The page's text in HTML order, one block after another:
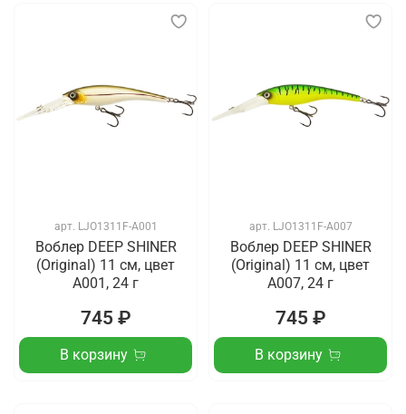
арт. LJO1311F-A001
Воблер DEEP SHINER
(Original) 11 см, цвет
A001, 24 г
745 ₽
В корзину
арт. LJO1311F-A007
Воблер DEEP SHINER
(Original) 11 см, цвет
A007, 24 г
745 ₽
В корзину